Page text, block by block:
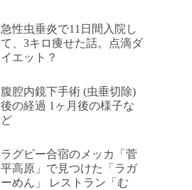
急性虫垂炎で11日間入院し
て、3キロ痩せた話。点滴ダ
イエット？
腹腔内鏡下手術 (虫垂切除)
後の経過 1ヶ月後の様子な
ど
ラグビー合宿のメッカ「菅
平高原」で見つけた「ラガ
ーめん」 レストラン「む